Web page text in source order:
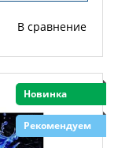
В сравнение
Новинка
Рекомендуем